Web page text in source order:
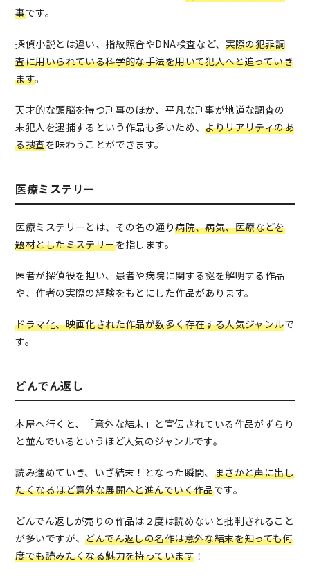
事です。
探偵小説とは違い、指紋照合やDNA検査など、 実際の犯罪調
査に用いられている科学的な手法を用いて犯人へと迫っていき
ます。
天才的な頭脳を持つ刑事のほか、平凡な刑事が地道な調査の
末犯人を逮捕するという作品も多いため、よりリアリティのあ
る捜査を味わうことができます。
医療ミステリー
医療ミステリーとは、その名の通り病院、病気、医療などを
題材としたミステリーを指します。
医者が探偵役を担い、患者や病院に関する謎を解明する作品
や、作者の実際の経験をもとにした作品があります。
ドラマ化、映画化された作品が数多く存在する人気ジャンルで
す。
どんでん返し
本屋へ行くと、「意外な結末」と宣伝されている作品がずらり
と並んでいるというほど人気のジャンルです。
読み進めていき、いざ結末！となった瞬間、 まさかと声に出し
たくなるほど意外な展開へと進んでいく作品です。
どんでん返しが売りの作品は２度は読めないと批判されること
が多いですが、どんでん返しの名作は意外な結末を知っても何
度でも読みたくなる魅力を持っています！